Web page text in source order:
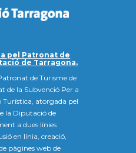
pel Patronat de
de Tarragona.
de Turisme de
de la Subvenció Per a
atorgada pel
la Diputació de
a dues línies
en línia, creació,
pàgines web de